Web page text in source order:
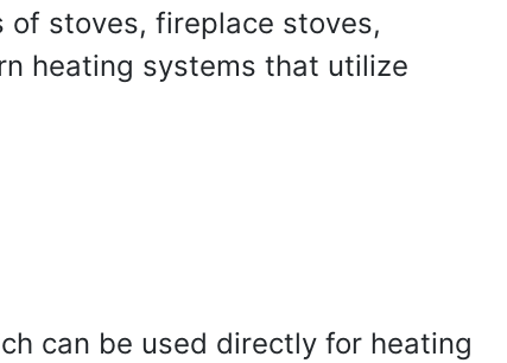
of stoves, fireplace stoves,
heating systems that utilize
can be used directly for heating